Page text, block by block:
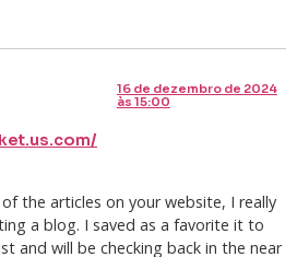
16 de dezembro de 2024
às 15:00
the articles on your website, I really
a blog. I saved as a favorite it to
and will be checking back in the near